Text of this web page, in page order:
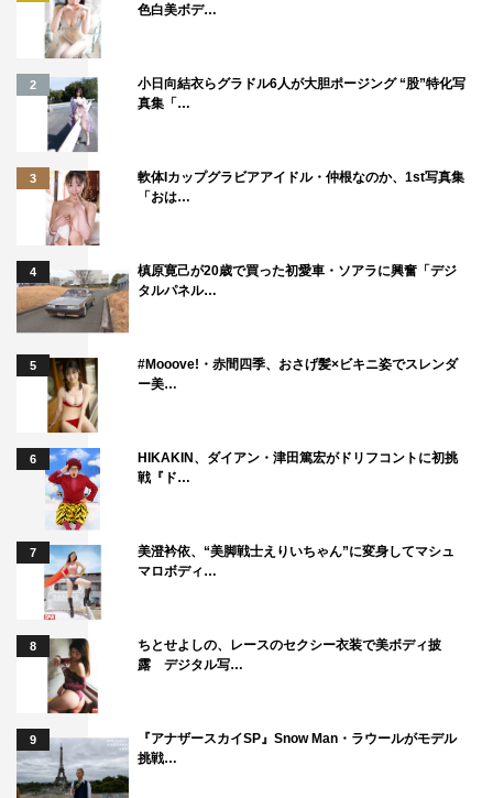
色白美ボデ…
2
小日向結衣らグラドル6人が大胆ポージング “股”特化写
真集「…
3
軟体Iカップグラビアアイドル・仲根なのか、1st写真集
「おは…
4
槙原寛己が20歳で買った初愛車・ソアラに興奮「デジ
タルパネル…
5
#Mooove!・赤間四季、おさげ髪×ビキニ姿でスレンダ
ー美…
6
HIKAKIN、ダイアン・津田篤宏がドリフコントに初挑
戦『ド…
7
美澄衿依、“美脚戦士えりいちゃん”に変身してマシュ
マロボディ…
8
ちとせよしの、レースのセクシー衣装で美ボディ披
露 デジタル写…
9
『アナザースカイSP』Snow Man・ラウールがモデル
挑戦…